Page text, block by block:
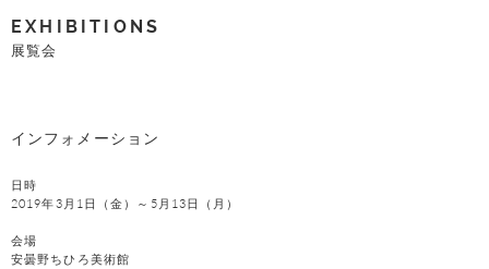
EXHIBITIONS
展覧会
インフォメーション
日時
2019年3月1日（金）～5月13日（月）
会場
安曇野ちひろ美術館